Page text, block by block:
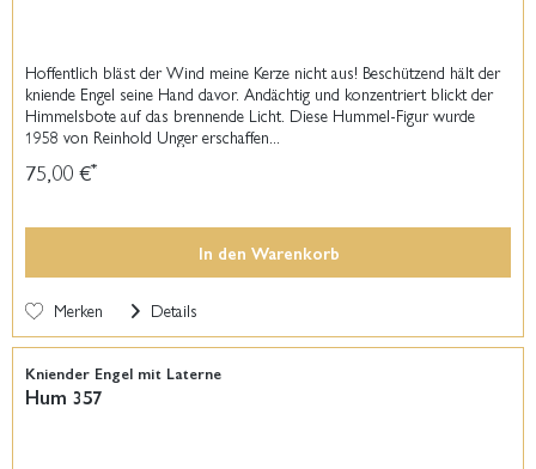
Hoffentlich bläst der Wind meine Kerze nicht aus! Beschützend hält der
kniende Engel seine Hand davor. Andächtig und konzentriert blickt der
Himmelsbote auf das brennende Licht. Diese Hummel-Figur wurde
1958 von Reinhold Unger erschaffen...
75,00 €*
In den Warenkorb
Merken Details
Kniender Engel mit Laterne
Hum 357